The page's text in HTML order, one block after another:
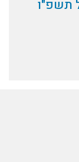
תשפ"ו